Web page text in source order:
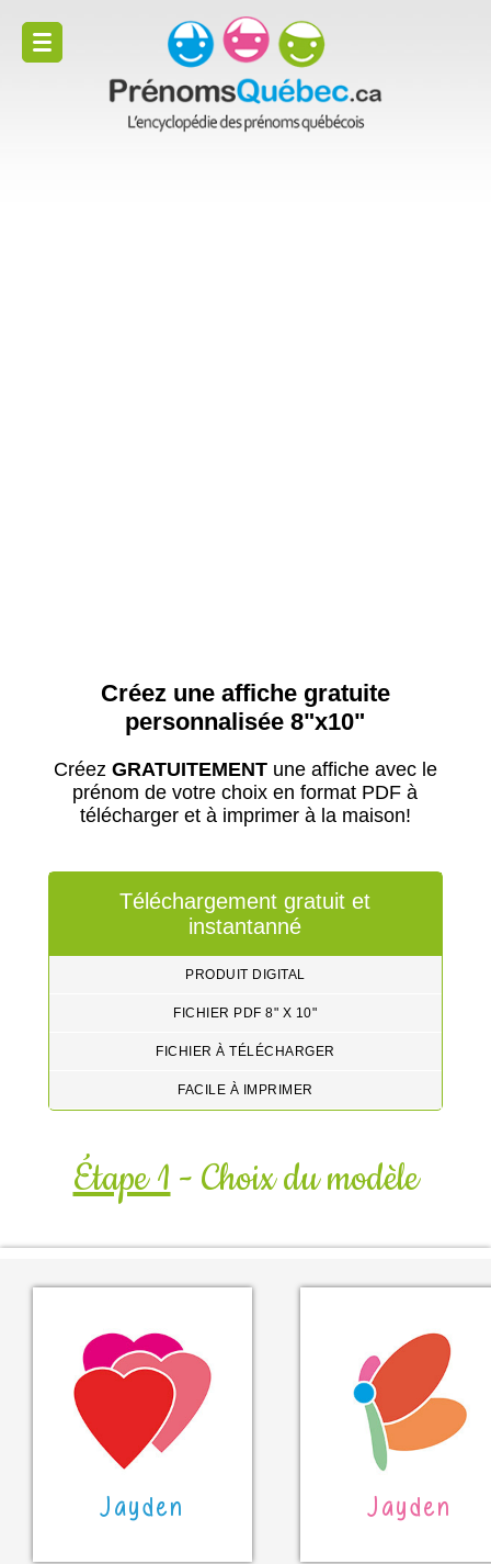
Créez une affiche gratuite
personnalisée 8"x10"
Créez GRATUITEMENTune affiche avec le
prénom de votre choix en format PDF à
télécharger et à imprimer à la maison!
Téléchargement gratuit et
instantanné
PRODUIT DIGITAL
FICHIER PDF 8" X 10"
FICHIER À TÉLÉCHARGER
FACILE À IMPRIMER
Étape 1- Choix du modèle
Jayden Jayden